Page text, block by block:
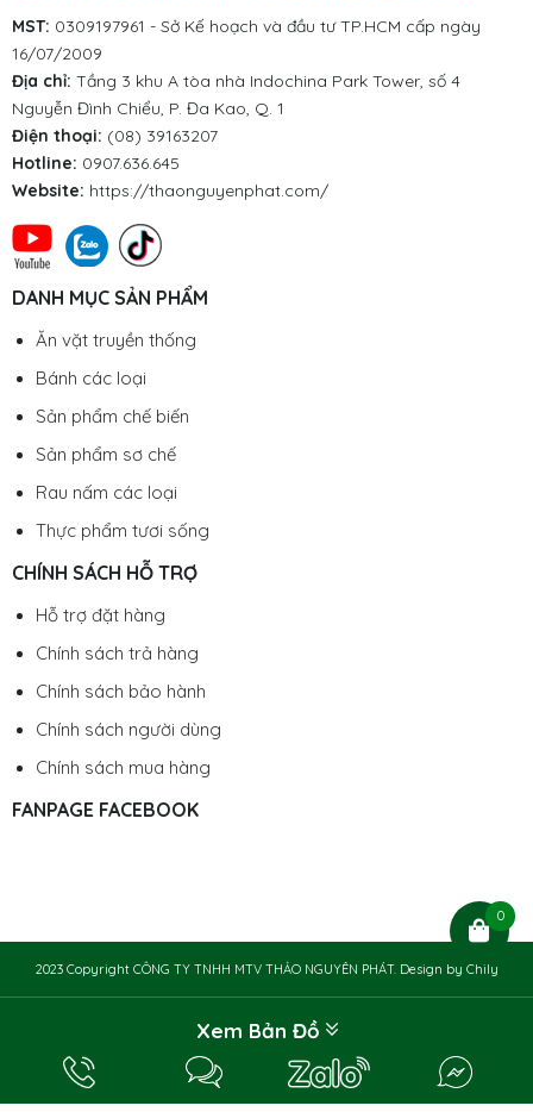
MST: 0309197961 - Sở Kế hoạch và đầu tư TP.HCM cấp ngày
16/07/2009
Địa chỉ: Tầng 3 khu A tòa nhà Indochina Park Tower, số 4
Nguyễn Đình Chiểu, P. Đa Kao, Q. 1
Điện thoại: (08) 39163207
Hotline: 0907.636.645
Website: https://thaonguyenphat.com/
DANH MỤC SẢN PHẨM
Ăn vặt truyền thống
Bánh các loại
Sản phẩm chế biến
Sản phẩm sơ chế
Rau nấm các loại
Thực phẩm tươi sống
CHÍNH SÁCH HỖ TRỢ
Hỗ trợ đặt hàng
Chính sách trả hàng
Chính sách bảo hành
Chính sách người dùng
Chính sách mua hàng
FANPAGE FACEBOOK
2023 Copyright CÔNG TY TNHH MTV THẢO NGUYÊN PHÁT. Design by Chily
Xem Bản Đồ
0